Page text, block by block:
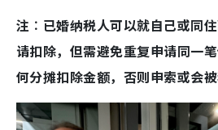
注︰已婚纳税人可以就自己或同
请扣除，但需避免重复申请同一
何分摊扣除金额，否则申索或会被